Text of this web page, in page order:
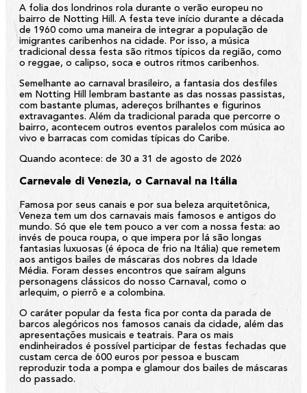
A folia dos londrinos rola durante o verão europeu no
bairro de Notting Hill. A festa teve início durante a década
de 1960 como uma maneira de integrar a população de
imigrantes caribenhos na cidade. Por isso, a música
tradicional dessa festa são ritmos típicos da região, como
o reggae, o calipso, soca e outros ritmos caribenhos.
Semelhante ao carnaval brasileiro, a fantasia dos desfiles
em Notting Hill lembram bastante as das nossas passistas,
com bastante plumas, adereços brilhantes e figurinos
extravagantes. Além da tradicional parada que percorre o
bairro, acontecem outros eventos paralelos com música ao
vivo e barracas com comidas típicas do Caribe.
Quando acontece: de 30 a 31 de agosto de 2026
Carnevale di Venezia, o Carnaval na Itália
Famosa por seus canais e por sua beleza arquitetônica,
Veneza tem um dos carnavais mais famosos e antigos do
mundo. Só que ele tem pouco a ver com a nossa festa: ao
invés de pouca roupa, o que impera por lá são longas
fantasias luxuosas (é época de frio na Itália) que remetem
aos antigos bailes de máscaras dos nobres da Idade
Média. Foram desses encontros que saíram alguns
personagens clássicos do nosso Carnaval, como o
arlequim, o pierrô e a colombina.
O caráter popular da festa fica por conta da parada de
barcos alegóricos nos famosos canais da cidade, além das
apresentações musicais e teatrais. Para os mais
endinheirados é possível participar de festas fechadas que
custam cerca de 600 euros por pessoa e buscam
reproduzir toda a pompa e glamour dos bailes de máscaras
do passado.